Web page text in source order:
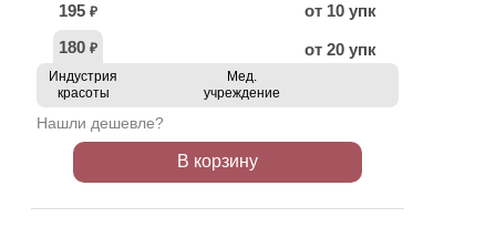
195 ₽
от 10 упк
180 ₽ от 20 упк
Индустрия
красоты
Мед.
учреждение
Нашли дешевле?
В корзину